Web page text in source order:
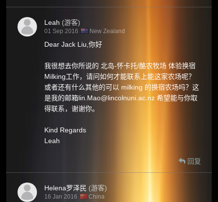
Leah (游客)
01 Sep 2016 New Zealand
Dear Jack Liu,你好
我很想去你所说的 北岛-怀卡托/酪农牧场 体验换宿
Milking工作，请问如何才能联系上能这家农场呢？
或者还有什么其他的可以 milking 的换宿农场吗？这
是我的邮箱lin.Mao@lincolnuni.ac.nz 希望能与你取
得联系，谢谢你。
Kind Regards
Leah
回复
Helena罗泽民 (游客)
16 Jan 2016 China